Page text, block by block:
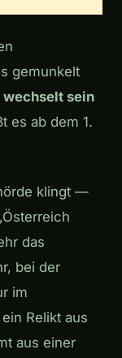
gemunkelt
sein
es ab dem 1.
klingt —
das
bei der
im
Relikt aus
aus einer